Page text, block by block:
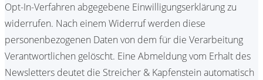
Opt-In-Verfahren abgegebene Einwilligungserklärung zu
widerrufen. Nach einem Widerruf werden diese
personenbezogenen Daten von dem für die Verarbeitung
Verantwortlichen gelöscht. Eine Abmeldung vom Erhalt des
Newsletters deutet die Streicher & Kapfenstein automatisch